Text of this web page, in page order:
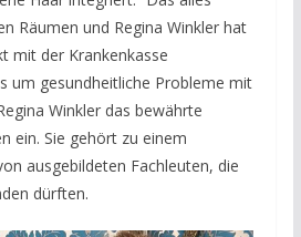
Räumen und Regina Winkler hat
mit der Krankenkasse
um gesundheitliche Probleme mit
Winkler das bewährte
ein. Sie gehört zu einem
ausgebildeten Fachleuten, die
dürften.